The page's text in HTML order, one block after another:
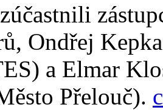
Ondřej
a Elmar
Přelouč).